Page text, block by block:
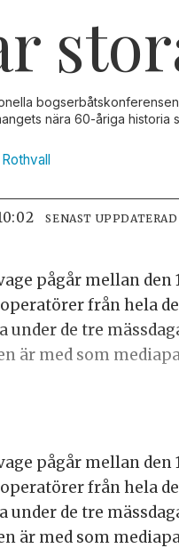
nära 60-åriga historia
Rothvall
SENAST UPPDATERAD
pågår mellan den
från hela
under de tre
är med som
pågår mellan den
från hela
under de tre
är med som